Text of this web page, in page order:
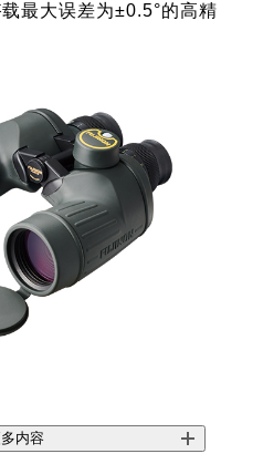
最大误差为±0.5°的高精
内容